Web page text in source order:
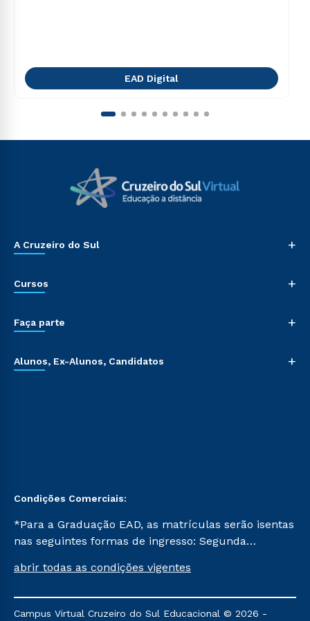
EAD Digital
A Cruzeiro do Sul +
Cursos +
Faça parte +
Alunos, Ex-Alunos, Candidatos +
Condições Comerciais:
*Para a Graduação EAD, as matrículas serão isentas
nas seguintes formas de ingresso: Segunda
Já para as demais, a taxa de matrícula será de R$
mencionadas são referentes aos cursos: Ensino
abrir todas as condições vigentes
Campus Virtual Cruzeiro do Sul Educacional © 2026 -